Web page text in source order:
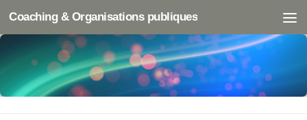
Coaching & Organisations publiques